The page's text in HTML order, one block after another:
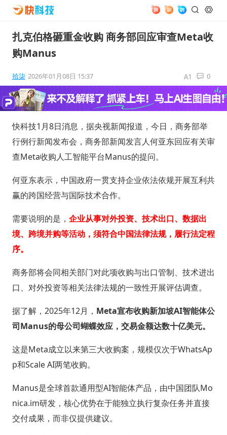
扎克伯格砸重金收购 商务部回应审查Meta收
购Manus
拾柒 2026年01月08日 15:37 0
快科技1月8日消息，据央视新闻报道，今日，商务部举
行例行新闻发布会，商务部新闻发言人何亚东回应有关审
查Meta收购人工智能平台Manus的提问。
何亚东表示，中国政府一贯支持企业依法依规开展互利共
赢的跨国经营与国际技术合作。
需要说明的是， 企业从事对外投资、技术出口、数据出
境、跨境并购等活动，须符合中国法律法规，履行法定程
序。
商务部将会同相关部门对此项收购与出口管制、技术进出
口、对外投资等相关法律法规的一致性开展评估调查。
据了解，2025年12月， Meta宣布收购新加坡AI智能体公
司Manus的母公司蝴蝶效应，交易金额达数十亿美元。
这是Meta成立以来第三大收购案，规模仅次于WhatsAp
p和Scale AI两笔收购。
Manus是全球首款通用型AI智能体产品，由中国团队Mo
nica.im研发，核心优势在于能独立执行复杂任务并直接
交付成果，而非仅提供建议。